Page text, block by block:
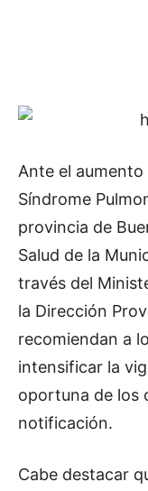
Ante el
Síndrome
provincia de
Salud de la
través del
la Dirección
recomiendan a
intensificar la
oportuna de los
notificación.
Cabe destacar